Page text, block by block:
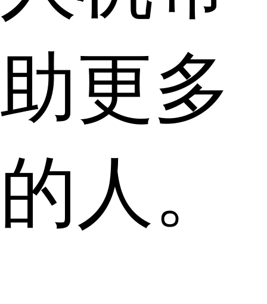
助更多
的人。